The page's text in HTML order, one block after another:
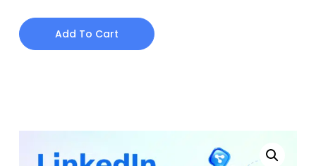
Add To Cart